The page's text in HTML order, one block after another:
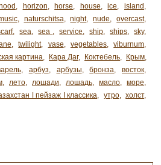
hood , horizon, horse, house, ice, island ,
, naturschitsa, night, nude, overcast,
, sea, sea ​​ , service, ship, ships, sky,
, twilight, vase, vegetables, viburnum,
картина, Кара Даг, Коктебель, Крым,
, арбуз, арбузы, бронза, восток,
, лето, лошади, лошадь, масло, море,
ǀ пейзаж ǀ классика, утро, холст,